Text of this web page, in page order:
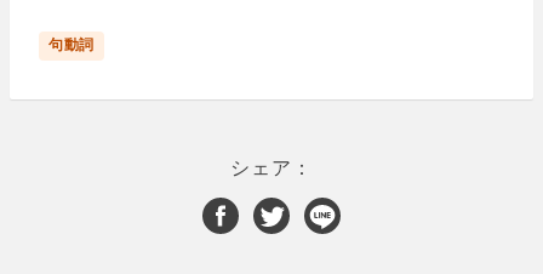
句動詞
シェア：